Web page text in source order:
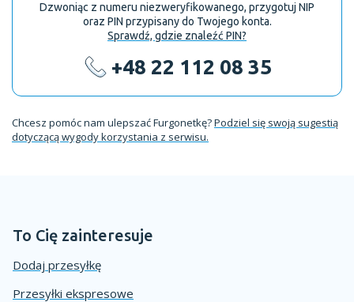
Dzwoniąc z numeru niezweryfikowanego, przygotuj NIP
oraz PIN przypisany do Twojego konta.
Sprawdź, gdzie znaleźć PIN?
+48 22 112 08 35
Chcesz pomóc nam ulepszać Furgonetkę?Podziel się swoją sugestią
dotyczącą wygody korzystania z serwisu.
To Cię zainteresuje
Dodaj przesyłkę
Przesyłki ekspresowe